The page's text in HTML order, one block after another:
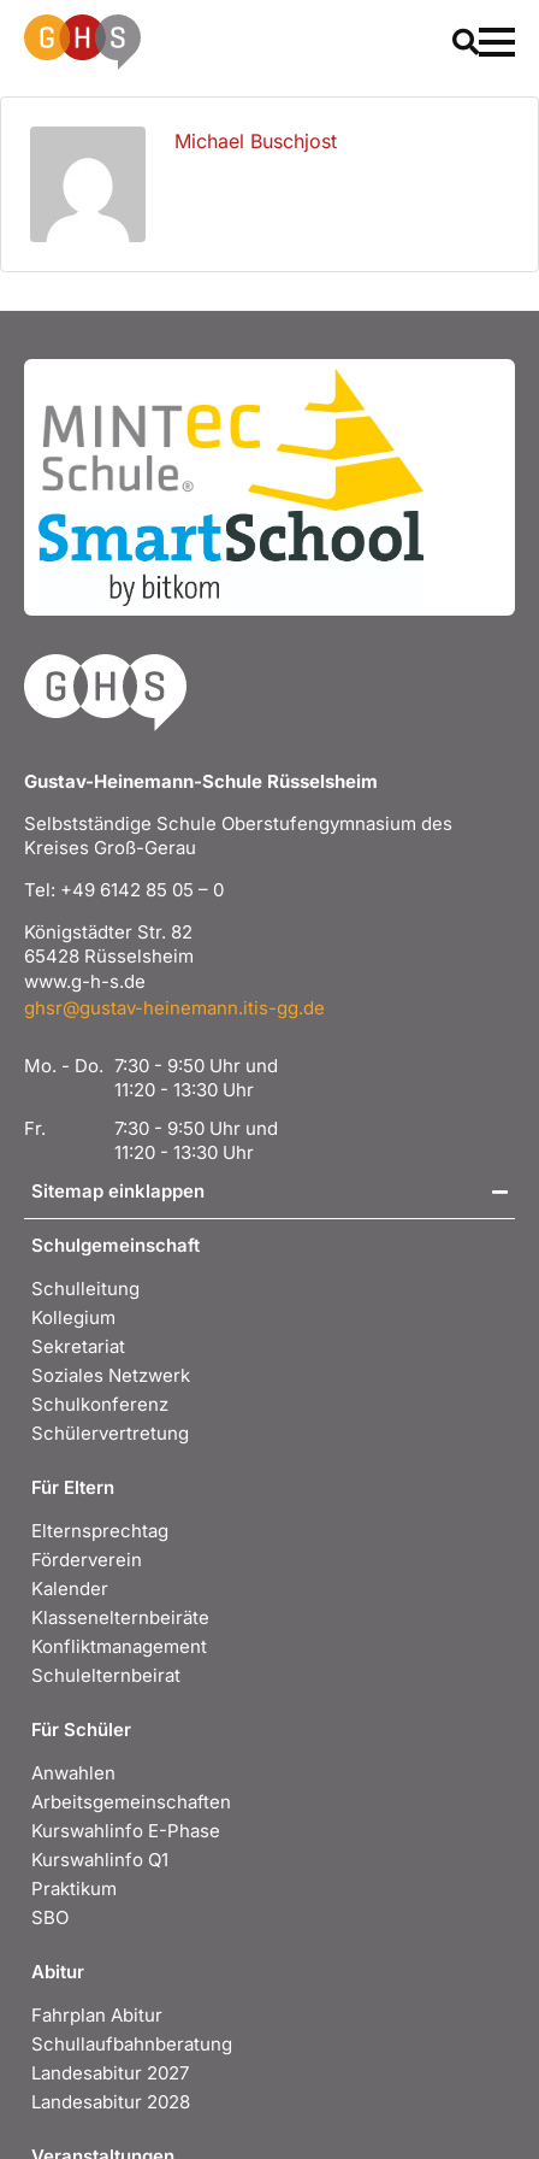
Michael Buschjost
Gustav-Heinemann-Schule Rüsselsheim
Selbstständige Schule Oberstufengymnasium des
Kreises Groß-Gerau
Tel: +49 6142 85 05 – 0
Königstädter Str. 82
65428 Rüsselsheim
www.g-h-s.de
ghsr@gustav-heinemann.itis-gg.de
Mo. - Do. 7:30 - 9:50 Uhr und
11:20 - 13:30 Uhr
Fr.
7:30 - 9:50 Uhr und
11:20 - 13:30 Uhr
Sitemap einklappen
Schulgemeinschaft
Schulleitung
Kollegium
Sekretariat
Soziales Netzwerk
Schulkonferenz
Schülervertretung
Für Eltern
Elternsprechtag
Förderverein
Kalender
Klassenelternbeiräte
Konfliktmanagement
Schulelternbeirat
Für Schüler
Anwahlen
Arbeitsgemeinschaften
Kurswahlinfo E-Phase
Kurswahlinfo Q1
Praktikum
SBO
Abitur
Fahrplan Abitur
Schullaufbahnberatung
Landesabitur 2027
Landesabitur 2028